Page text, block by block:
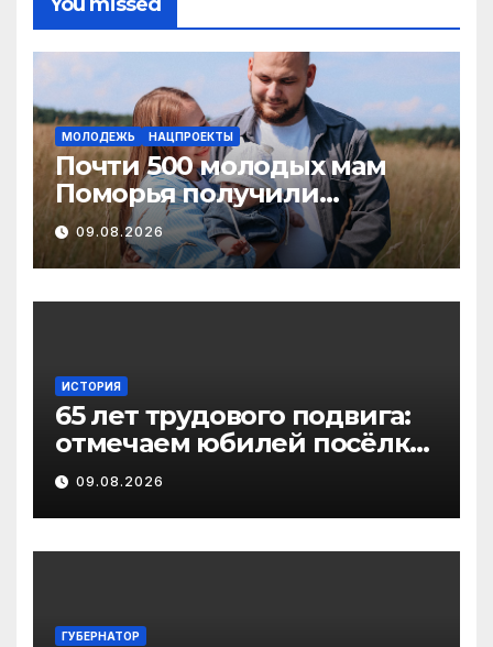
МОЛОДЕЖЬ НАЦПРОЕКТЫ
Почти 500 молодых мам
Поморья получили
господдержку при
рождении первого ребенка
09.08.2026
ИСТОРИЯ
65 лет трудового подвига:
отмечаем юбилей посёлка
Важский в Виноградовском
округе
09.08.2026
ГУБЕРНАТОР